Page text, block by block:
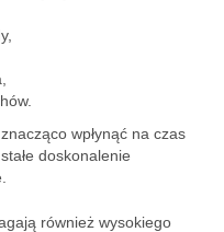
wpłynąć na czas
doskonalenie
również wysokiego